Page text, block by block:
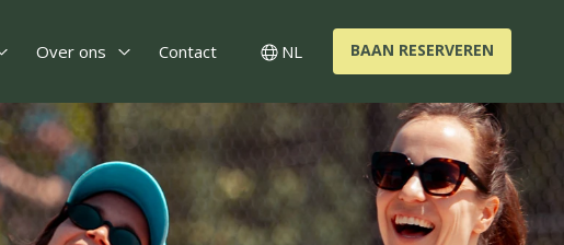
Open Events
Over ons
Open Over ons
Contact NL
Switch language
BAAN RESERVEREN